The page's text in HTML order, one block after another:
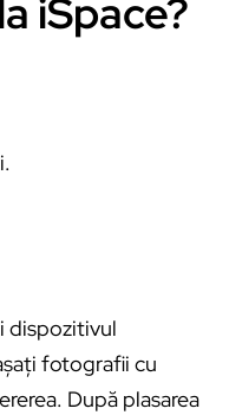
iSpace?
dispozitivul
fotografii cu
După plasarea